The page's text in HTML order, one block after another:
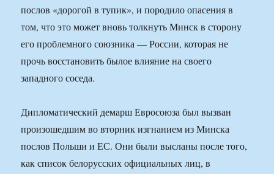
послов «дорогой в тупик», и породило опасения в
том, что это может вновь толкнуть Минск в сторону
его проблемного союзника — России, которая не
прочь восстановить былое влияние на своего
западного соседа.
Дипломатический демарш Евросоюза был вызван
произошедшим во вторник изгнанием из Минска
послов Польши и ЕС. Они были высланы после того,
как список белорусских официальных лиц, в